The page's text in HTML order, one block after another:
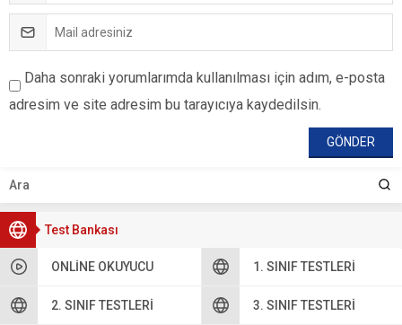
Test Bankası
ONLINE OKUYUCU 1. SINIF TESTLERI
2. SINIF TESTLERI 3. SINIF TESTLERI
Daha sonraki yorumlarımda kullanılması için adım, e-posta
adresim ve site adresim bu tarayıcıya kaydedilsin.